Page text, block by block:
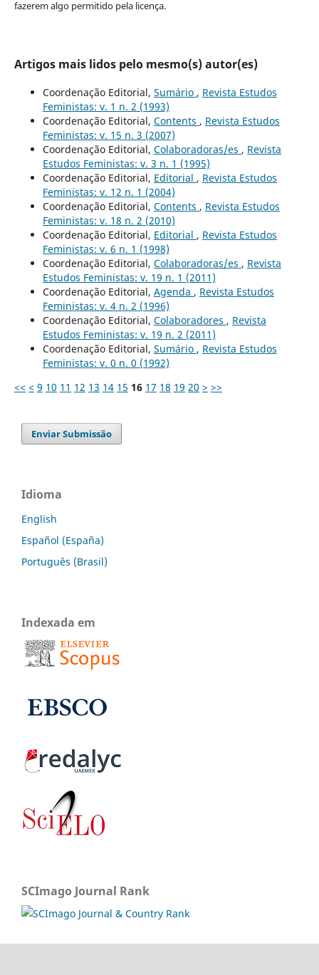
fazerem algo permitido pela licença.
Artigos mais lidos pelo mesmo(s) autor(es)
Coordenação Editorial, Sumário , Revista Estudos
Feministas: v. 1 n. 2 (1993)
Coordenação Editorial, Contents , Revista Estudos
Feministas: v. 15 n. 3 (2007)
Coordenação Editorial, Colaboradoras/es , Revista
Estudos Feministas: v. 3 n. 1 (1995)
Coordenação Editorial, Editorial , Revista Estudos
Feministas: v. 12 n. 1 (2004)
Coordenação Editorial, Contents , Revista Estudos
Feministas: v. 18 n. 2 (2010)
Coordenação Editorial, Editorial , Revista Estudos
Feministas: v. 6 n. 1 (1998)
Coordenação Editorial, Colaboradoras/es , Revista
Estudos Feministas: v. 19 n. 1 (2011)
Coordenação Editorial, Agenda , Revista Estudos
Feministas: v. 4 n. 2 (1996)
Coordenação Editorial, Colaboradores , Revista
Estudos Feministas: v. 19 n. 2 (2011)
Coordenação Editorial, Sumário , Revista Estudos
Feministas: v. 0 n. 0 (1992)
<< < 9 10 11 12 13 14 15 16 17 18 19 20 > >>
Enviar Submissão
Idioma
English
Español (España)
Português (Brasil)
Indexada em
SCImago Journal Rank